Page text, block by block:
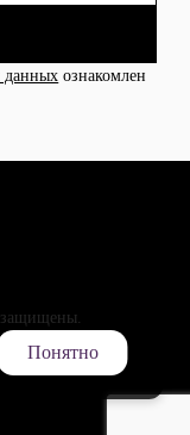
данных ознакомлен
Понятно